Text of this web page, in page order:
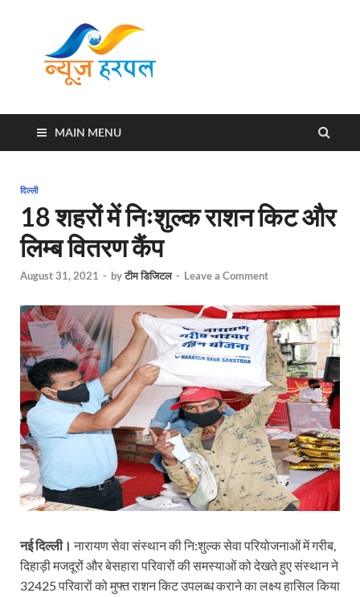
MAIN MENU
दिल्ली
18 शहरों में निःशुल्क राशन किट और
लिम्ब वितरण कैंप
August 31, 2021 - byटीम डिजिटल - Leave a Comment
नई दिल्ली। नारायण सेवा संस्थान की नि:शुल्क सेवा परियोजनाओं में गरीब,
दिहाड़ी मजदूरों और बेसहारा परिवारों की समस्याओं को देखते हुए संस्थान ने
32425 परिवारों को मुफ्त राशन किट उपलब्ध कराने का लक्ष्य हासिल किया